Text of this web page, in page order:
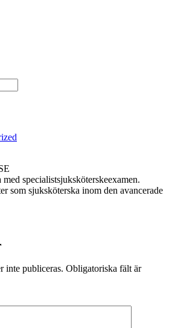
specialistsjuksköterskeexamen.
som sjuksköterska inom den avancerade
inte publiceras. Obligatoriska fält är